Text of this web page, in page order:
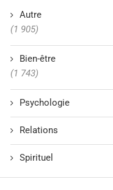
Autre
(1 905)
Bien-être
(1 743)
Psychologie
Relations
Spirituel